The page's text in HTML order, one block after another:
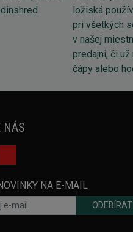
NÁS
NA E-MAIL
ODEBÍRAT